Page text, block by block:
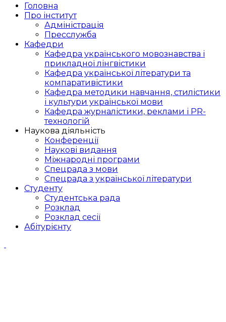
Головна
Про інститут
Адміністрація
Пресслужба
Кафедри
Кафедра українського мовознавства і
прикладної лінгвістики
Кафедра української літератури та
компаративістики
Кафедра методики навчання, стилістики
і культури української мови
Кафедра журналістики, реклами і PR-
технологій
Наукова діяльність
Конференції
Наукові видання
Міжнародні програми
Спецрада з мови
Спецрада з української літератури
Студенту
Студентська рада
Розклад
Розклад сесії
Абітурієнту